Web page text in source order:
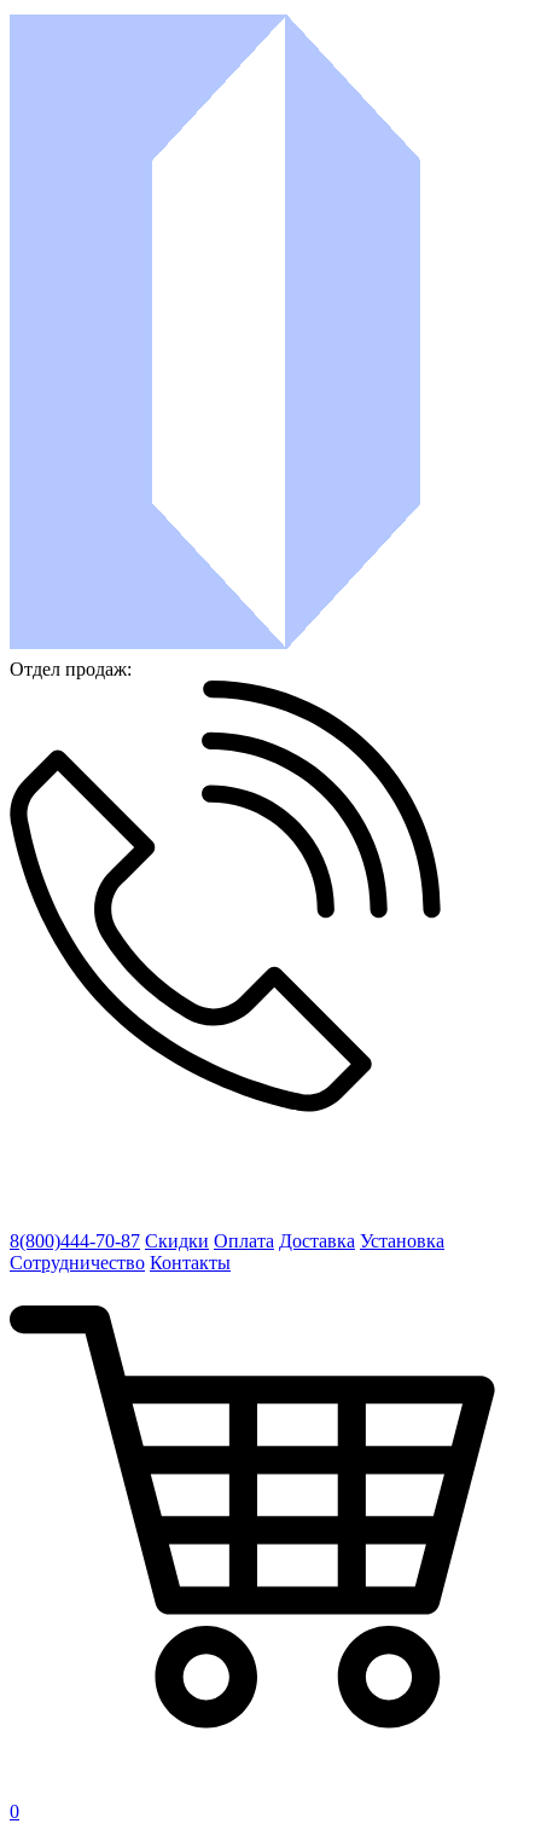
Отдел продаж:
8(800)444-70-87 Скидки Оплата Доставка Установка
Сотрудничество Контакты
0